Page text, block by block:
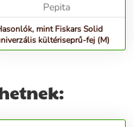
Pepita
mint Fiskars Solid
kültériseprű-fej (M)